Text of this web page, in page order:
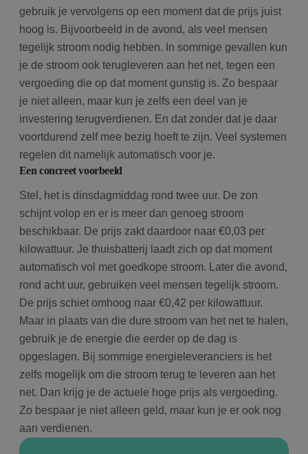
gebruik je vervolgens op een moment dat de prijs juist
hoog is. Bijvoorbeeld in de avond, als veel mensen
tegelijk stroom nodig hebben. In sommige gevallen kun
je de stroom ook terugleveren aan het net, tegen een
vergoeding die op dat moment gunstig is. Zo bespaar
je niet alleen, maar kun je zelfs een deel van je
investering terugverdienen. En dat zonder dat je daar
voortdurend zelf mee bezig hoeft te zijn. Veel systemen
regelen dit namelijk automatisch voor je.
Een concreet voorbeeld
Stel, het is dinsdagmiddag rond twee uur. De zon
schijnt volop en er is meer dan genoeg stroom
beschikbaar. De prijs zakt daardoor naar €0,03 per
kilowattuur. Je thuisbatterij laadt zich op dat moment
automatisch vol met goedkope stroom. Later die avond,
rond acht uur, gebruiken veel mensen tegelijk stroom.
De prijs schiet omhoog naar €0,42 per kilowattuur.
Maar in plaats van die dure stroom van het net te halen,
gebruik je de energie die eerder op de dag is
opgeslagen. Bij sommige energieleveranciers is het
zelfs mogelijk om die stroom terug te leveren aan het
net. Dan krijg je de actuele hoge prijs als vergoeding.
Zo bespaar je niet alleen geld, maar kun je er ook nog
aan verdienen.